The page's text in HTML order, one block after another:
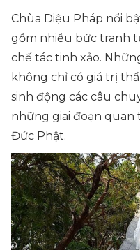
Chùa Diệu Pháp nổi
gồm nhiều bức tranh
chế tác tinh xảo.
không chỉ có giá trị
sinh động các câu
những giai đoạn
Đức Phật.